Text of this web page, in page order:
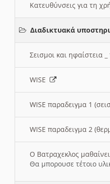
Κατευθύνσεις για τη
Διαδικτυακά
Σεισμοι και ηφαίστεια
WISE
WISE παραδειγμα 1
WISE παραδειγμα 2
Ο Βατραχεκλος
Θα μπορουσε τέτοιο